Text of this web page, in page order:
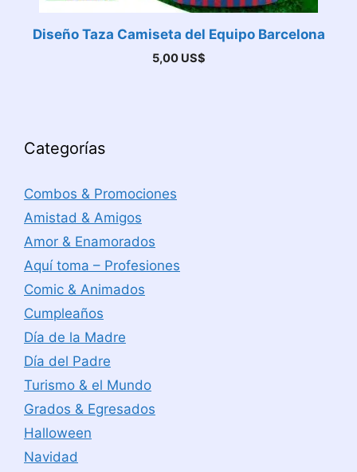
Diseño Taza Camiseta del Equipo Barcelona
5,00 US$
Categorías
Combos & Promociones
Amistad & Amigos
Amor & Enamorados
Aquí toma – Profesiones
Comic & Animados
Cumpleaños
Día de la Madre
Día del Padre
Turismo & el Mundo
Grados & Egresados
Halloween
Navidad